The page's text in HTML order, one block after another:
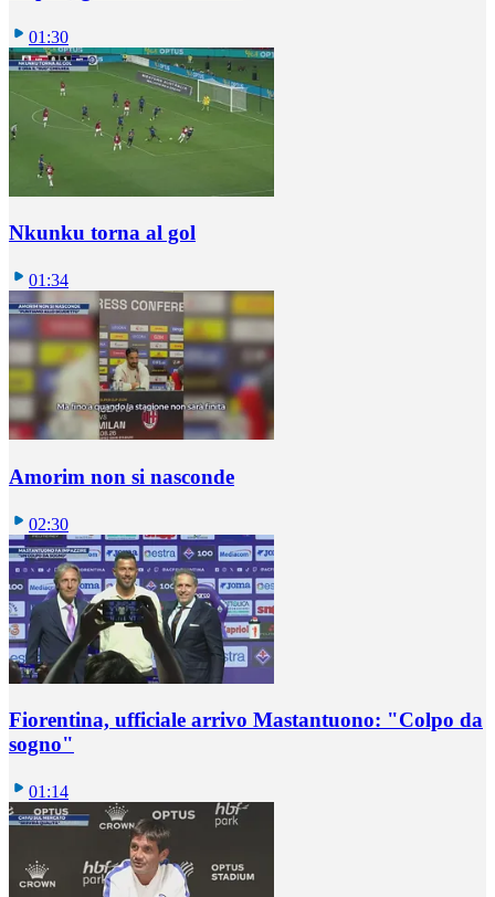
01:30
Nkunku torna al gol
01:34
Amorim non si nasconde
02:30
Fiorentina, ufficiale arrivo Mastantuono: "Colpo da
sogno"
01:14